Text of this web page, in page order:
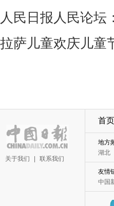
人民日报人民论坛
拉萨儿童欢庆儿童
关于我们 联系我们
首页
地方
湖北
友情
中国